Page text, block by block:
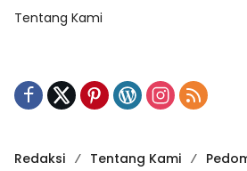
Tentang Kami
Redaksi Tentang Kami